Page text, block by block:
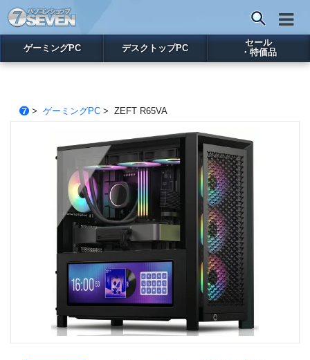
ゲーミングPC デスクトップPC
セール
・特価品
> ゲーミングPC> ZEFT R65VA